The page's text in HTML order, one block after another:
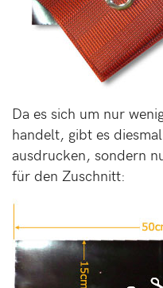
Da es sich um nur
handelt, gibt es
ausdrucken, sondern
für den Zuschnitt: